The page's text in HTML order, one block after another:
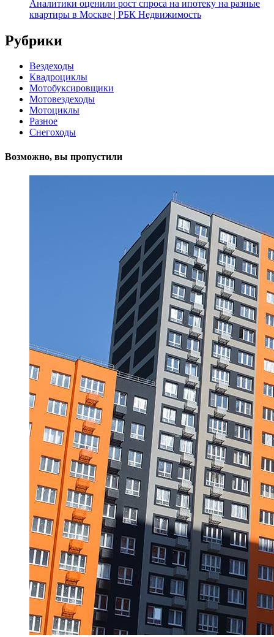
Аналитики оценили рост спроса на ипотеку на разные
квартиры в Москве | РБК Недвижимость
Рубрики
Вездеходы
Квадроциклы
Мотобуксировщики
Мотовездеходы
Мотоциклы
Разное
Снегоходы
Возможно, вы пропустили